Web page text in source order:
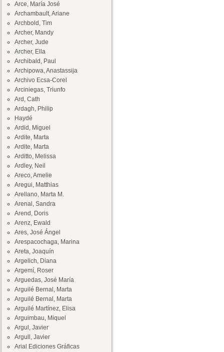
Arce, María José
Archambault, Ariane
Archbold, Tim
Archer, Mandy
Archer, Jude
Archer, Ella
Archibald, Paul
Archipowa, Anastassija
Archivo Ecsa-Corel
Arciniegas, Triunfo
Ard, Cath
Ardagh, Philip
Haydé
Ardid, Miguel
Ardite, Marta
Ardite, Marta
Arditto, Melissa
Ardley, Neil
Areco, Amelie
Aregui, Matthias
Arellano, Marta M.
Arenal, Sandra
Arend, Doris
Arenz, Ewald
Ares, José Ángel
Arespacochaga, Marina
Areta, Joaquín
Argelich, Diana
Argemí, Roser
Arguedas, José María
Arguilé Bernal, Marta
Arguilé Bernal, Marta
Arguilé Martínez, Elisa
Arguimbau, Miquel
Argul, Javier
Argull, Javier
Arial Ediciones Gráficas